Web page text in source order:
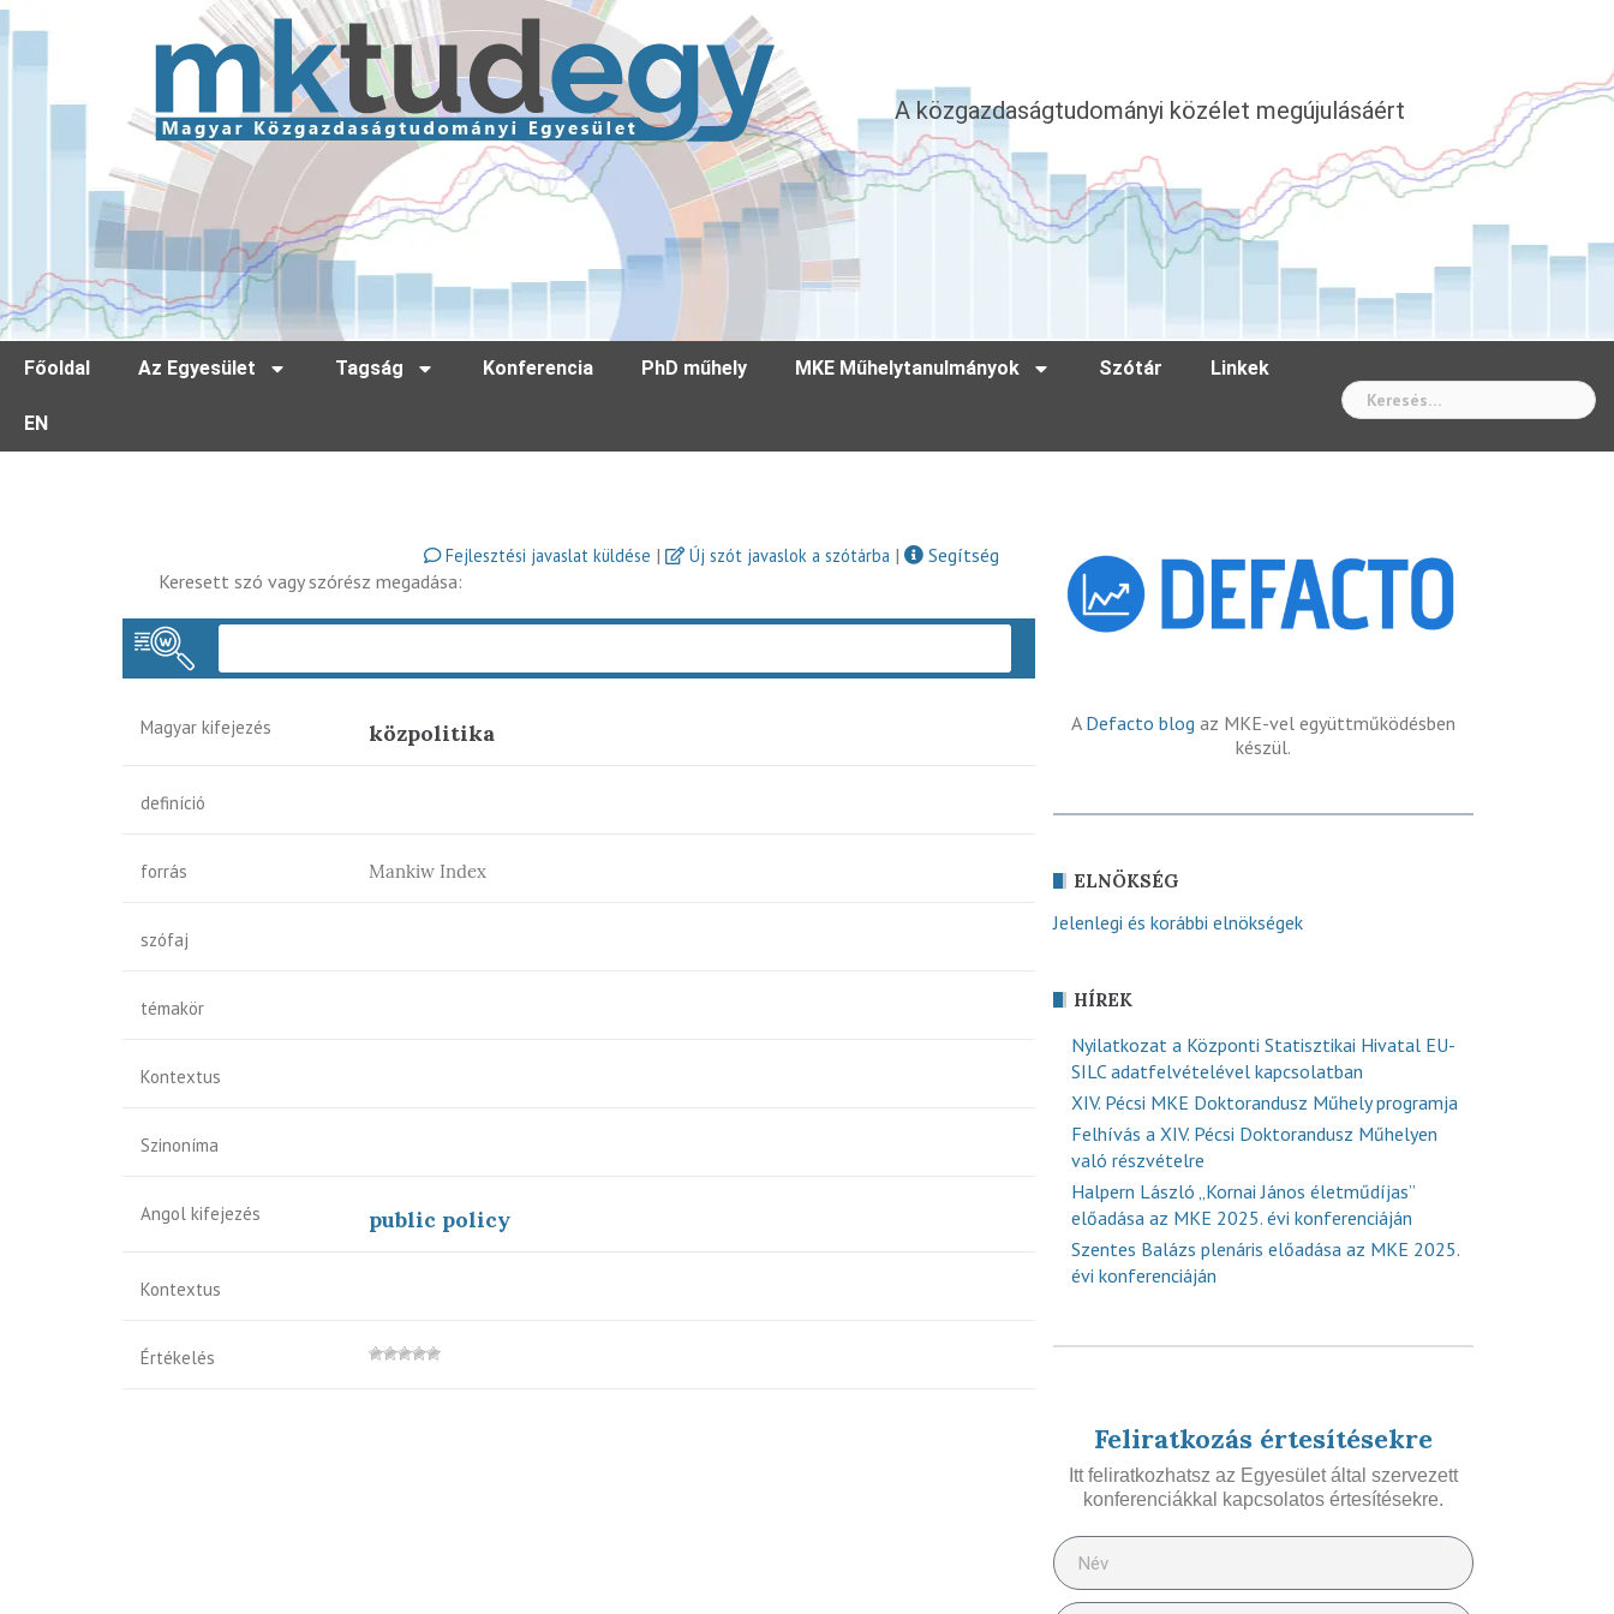
A közgazdaságtudományi közélet megújulásáért
Főoldal Az Egyesület Tagság Konferencia PhD műhely MKE Műhelytanulmányok Szótár Linkek
EN
Fejlesztési javaslat küldése | Új szót javaslok a szótárba |
Segítség
Keresett szó vagy szórész megadása:
Magyar kifejezés közpolitika
definíció
forrás Mankiw Index
szófaj
témakör
Kontextus
Szinoníma
Angol kifejezés public policy
Kontextus
Értékelés
A Defacto blog az MKE-vel együttműködésben
készül.
ELNÖKSÉG
Jelenlegi és korábbi elnökségek
HÍREK
Nyilatkozat a Központi Statisztikai Hivatal EU-
SILC adatfelvételével kapcsolatban
XIV. Pécsi MKE Doktorandusz Műhely programja
Felhívás a XIV. Pécsi Doktorandusz Műhelyen
való részvételre
Halpern László „Kornai János életműdíjas”
előadása az MKE 2025. évi konferenciáján
Szentes Balázs plenáris előadása az MKE 2025.
évi konferenciáján
Feliratkozás értesítésekre
Itt feliratkozhatsz az Egyesület által szervezett
konferenciákkal kapcsolatos értesítésekre.